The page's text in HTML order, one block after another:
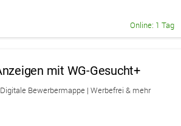
Online: 1 Tag
mit WG-Gesucht+
Bewerbermappe | Werbefrei & mehr